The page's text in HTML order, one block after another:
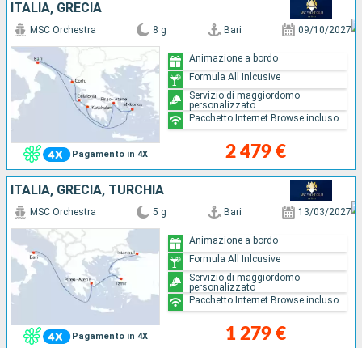
ITALIA, GRECIA
Pagamento in 4X
MSC Orchestra 8 g Bari 09/10/2027
2 479 €
Animazione a bordo
Formula All Inlcusive
Servizio di maggiordomo
personalizzato
Pacchetto Internet Browse incluso
ITALIA, GRECIA, TURCHIA
Pagamento in 4X
MSC Orchestra 5 g Bari 13/03/2027
1 279 €
Animazione a bordo
Formula All Inlcusive
Servizio di maggiordomo
personalizzato
Pacchetto Internet Browse incluso